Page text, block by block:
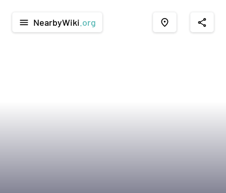
menu NearbyWiki .org place share